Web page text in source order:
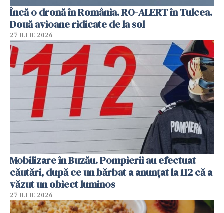
Încă o dronă în România. RO-ALERT în Tulcea.
Două avioane ridicate de la sol
27 IULIE 2026
Mobilizare în Buzău. Pompierii au efectuat
căutări, după ce un bărbat a anunțat la 112 că a
văzut un obiect luminos
27 IULIE 2026